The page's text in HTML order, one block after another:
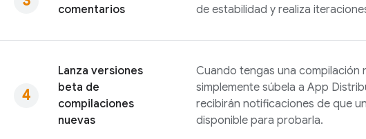
comentarios
de estabilidad y realiza
Lanza versiones
beta de
compilaciones
nuevas
Cuando tengas una compilación
simplemente súbela a App
recibirán notificaciones de que
disponible para probarla.